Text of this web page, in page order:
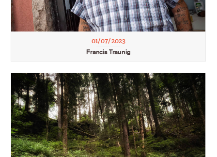
01/07/2023
Francis Traunig